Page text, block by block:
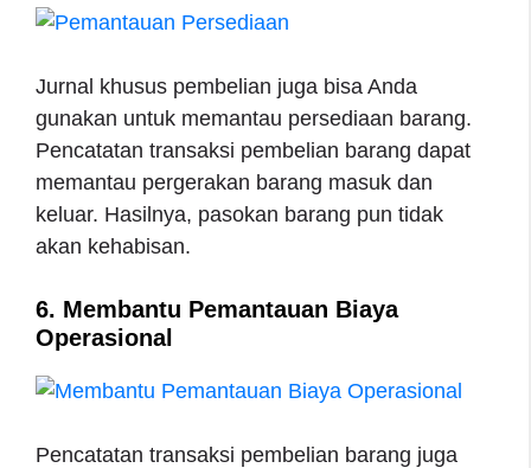
Jurnal khusus pembelian juga bisa Anda
gunakan untuk memantau persediaan barang.
Pencatatan transaksi pembelian barang dapat
memantau pergerakan barang masuk dan
keluar. Hasilnya, pasokan barang pun tidak
akan kehabisan.
6. Membantu Pemantauan Biaya
Operasional
Pencatatan transaksi pembelian barang juga